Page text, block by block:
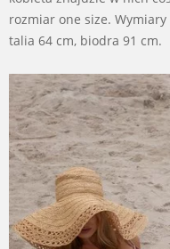
rozmiar one size.
talia 64 cm, biodra 91 cm.